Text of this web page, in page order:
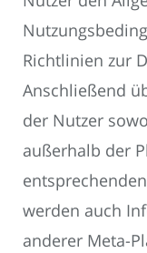
Richtlinien zur
Anschließend
der Nutzer
außerhalb der
werden auch
anderer Meta-